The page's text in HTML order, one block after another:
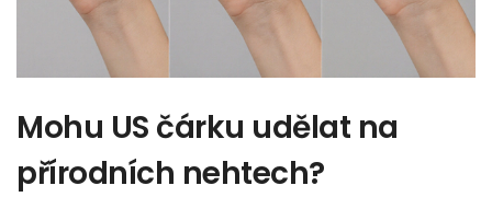
Mohu US čárku udělat na
přírodních nehtech?